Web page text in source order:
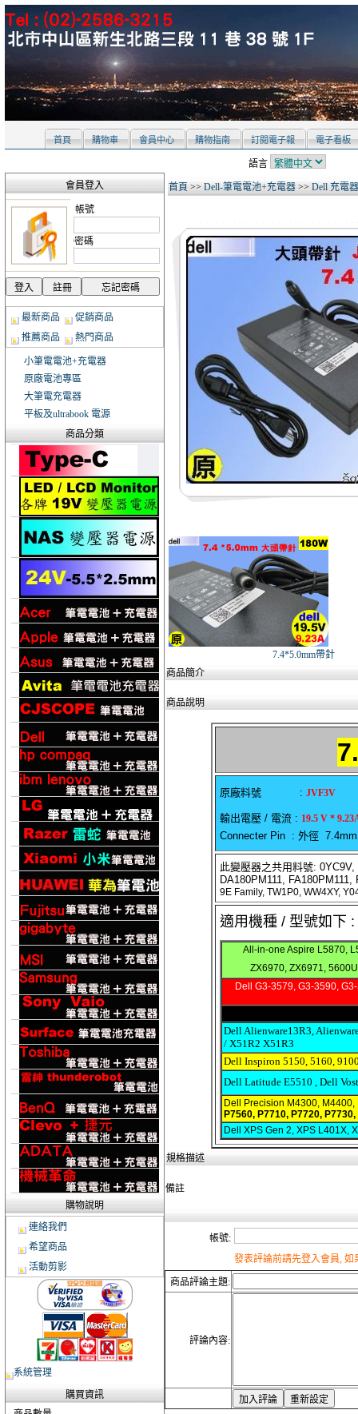
首頁 購物車 會員中心 購物指南 訂閱電子報 電子看板
語言
會員登入
帳號
密碼
最新商品
促銷商品
推薦商品
熱門商品
小筆電電池+充電器
原廠電池專區
大筆電充電器
平板及ultrabook 電源
商品分類
購物說明
連絡我們
希望商品
活動剪影
系統管理
購買資訊
首頁 >> Dell-筆電電池+充電器 >> Dell 充電器
7.4*5.0mm帶針
商品簡介
商品說明
原廠料號 : JVF3V
輸出電壓 / 電流 : 19.5 V *
Connecter Pin : 外徑
此變壓器之共用料號:
DA180PM111,
9E Family, TW1P0, WW4XY,
適用機種 / 型號如
All-in-one Aspire L5870,
ZX6970, ZX6971,
Dell G3-3579, G3-3590,
Dell Alienware13R3,
/ X51R2 X51R3
Dell Inspiron 5150, 5160,
Dell Latitude E5510 ,Dell
Dell Precision M4300,
P7560, P7710, P7720,
Dell XPS Gen 2, XPS L401X,
規格描述
備註
帳號:
發表評論前請先登入會員,
商品評論主題:
評論內容: